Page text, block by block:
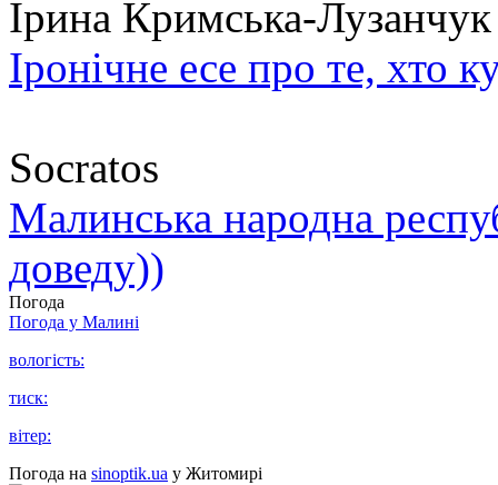
Ірина Кримська-Лузанчук
Іронічне есе про те, хто
Socratos
Малинська народна
доведу))
Погода
Погода у Малині
вологість:
тиск:
вітер:
Погода на sinoptik.ua у Житомирі